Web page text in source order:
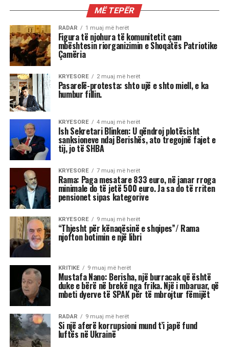
3 shenjat më xheloze të horoskopit
Astrologjia tregon se disa shenja të zodiakut
janë më të prirura të përjetojnë xhelozi, për
shkak të pasigurisë, krenarisë ose nevojës së
fortë për njohje.
Kjo dinamikë shpesh sjell tensione dhe konflikte,
si në jetën personale, ashtu edhe në atë
profesionale.
Më poshtë janë tre shenjat e zodiakut që
konsiderohen më xheloze:
Akrepi
I njohur për intensitetin e tij emocional, akrepi
shpesh konkurron në heshtje. Kur ndjen se është
tejkaluar, mund të mbajë mëri dhe të tërhiqet
nga të tjerët.